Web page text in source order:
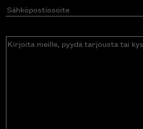
Sähköpostiosoite(Pakollinen)
Kirjoita